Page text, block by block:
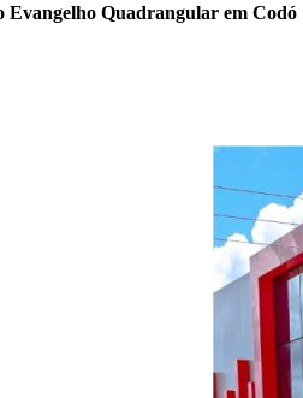
Evangelho Quadrangular em Codó